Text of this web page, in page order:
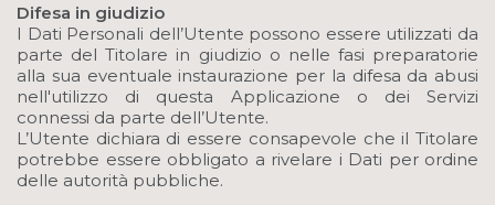
Difesa in giudizio
I Dati Personali dell’Utente possono essere utilizzati da
parte del Titolare in giudizio o nelle fasi preparatorie
alla sua eventuale instaurazione per la difesa da abusi
nell'utilizzo di questa Applicazione o dei Servizi
connessi da parte dell’Utente.
L’Utente dichiara di essere consapevole che il Titolare
potrebbe essere obbligato a rivelare i Dati per ordine
delle autorità pubbliche.